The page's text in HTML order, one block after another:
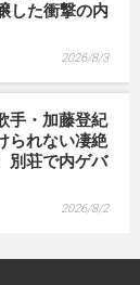
した衝撃の内
2026/8/3
手・加藤登紀
られない凄絶
別荘で内ゲバ
2026/8/2